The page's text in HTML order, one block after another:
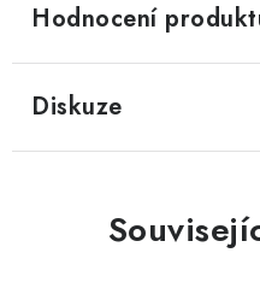
Hodnocení
Diskuze